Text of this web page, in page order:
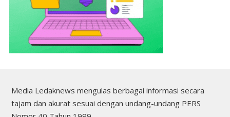
Media Ledaknews mengulas berbagai informasi secara
tajam dan akurat sesuai dengan undang-undang PERS